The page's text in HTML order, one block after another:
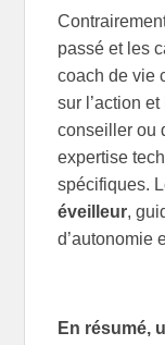
passé et les
coach de vie
sur l’action
conseiller ou
expertise
spécifiques.
éveilleur,
d’autonomie
En résumé,